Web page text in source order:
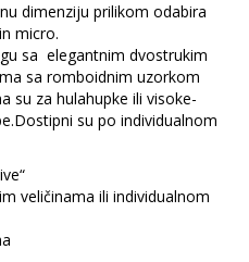
dimenziju prilikom odabira
micro.
sa elegantnim dvostrukim
sa romboidnim uzorkom
su za hulahupke ili visoke-
su po individualnom
veličinama ili individualnom